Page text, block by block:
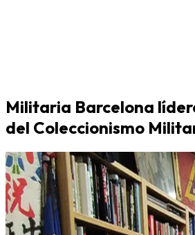
Militaria Barcelona
del Coleccionismo